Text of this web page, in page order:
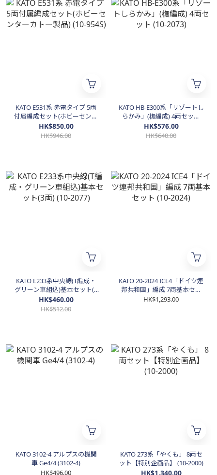
KATO E531系 赤電タイプ 5両
付属編成セット(ホビーセンタ
ーカトー製品) (10-954S)
HK$850.00
HK$946.00
KATO HB-E300系「リゾートし
らかみ」(橅編成) 4両セット
(10-2073)
HK$576.00
HK$640.00
KATO E233系中央線(T編成・
グリーン車組込)基本セット(3
両) (10-2077)
HK$460.00
HK$512.00
KATO 20-2024 ICE4「ドイツ連
邦共和国」編成 7両基本セッ
ト (10-2024)
HK$1,293.00
KATO 3102-4 アルプスの機関
車 Ge4/4 (3102-4)
HK$496.00
KATO 273系「やくも」 8両セ
ット【特別企画品】 (10-2000)
HK$1,340.00